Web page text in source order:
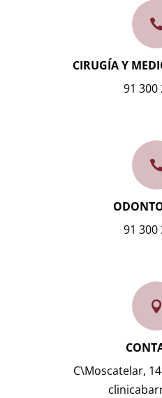

CIRUGÍA Y
91 300

91 300

C\Moscatelar,